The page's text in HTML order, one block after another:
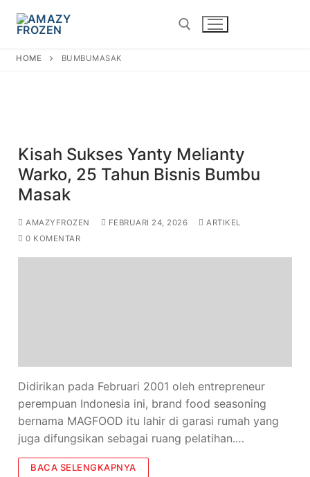
bumbumasak
HOME BUMBUMASAK
Kisah Sukses Yanty Melianty
Warko, 25 Tahun Bisnis Bumbu
Masak
AMAZYFROZEN FEBRUARI 24, 2026
ARTIKEL
0 KOMENTAR
Didirikan pada Februari 2001 oleh entrepreneur
perempuan Indonesia ini, brand food seasoning
bernama MAGFOOD itu lahir di garasi rumah yang
juga difungsikan sebagai ruang pelatihan.…
BACA SELENGKAPNYA